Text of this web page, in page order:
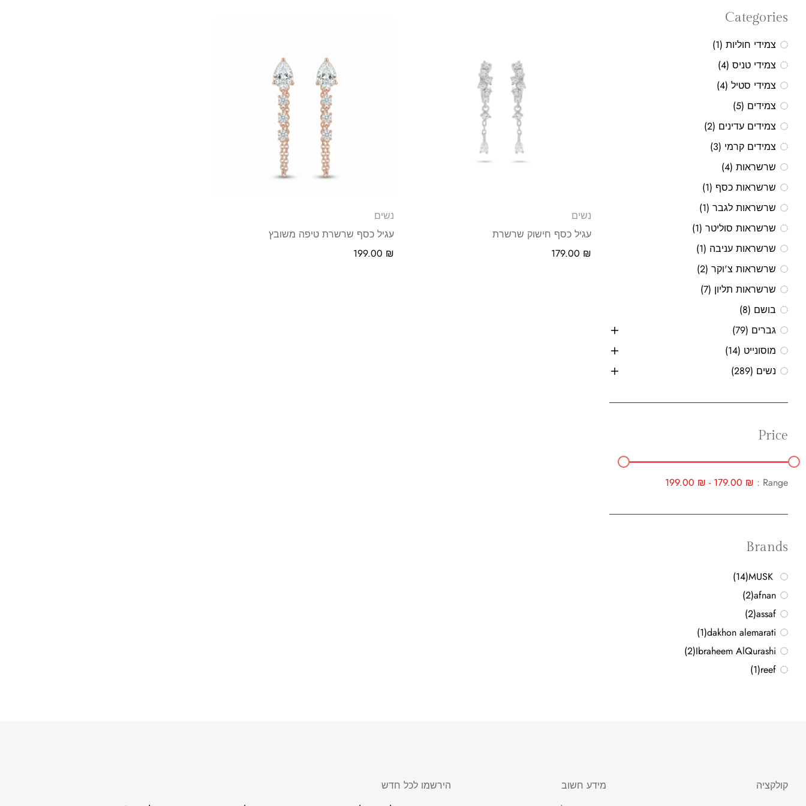
Categories
צמידי חוליות (1)
צמידי טניס (4)
צמידי סטיל (4)
צמידים (5)
צמידים עדינים (2)
צמידים קרמי (3)
שרשראות (4)
שרשראות כסף (1)
שרשראות לגבר (1)
שרשראות סוליטר (1)
שרשראות עניבה (1)
שרשראות צ'וקר (2)
שרשראות תליון (7)
בושם (8)
גברים (79)
מוסונייט (14)
נשים (289)
Price
Range :
179.00 ₪
-
199.00 ₪
Brands
(14)
afnan
(2)
assaf
(2)
dakhon alemarati
(1)
Ibraheem AlQurashi
(2)
reef
(1)
נשים
עגיל כסף חישוק שרשרת
179.00 ₪
נשים
עגיל כסף שרשרת טיפה משובץ
199.00 ₪
קולקציה
מידע חשוב
הירשמו לכל חדש